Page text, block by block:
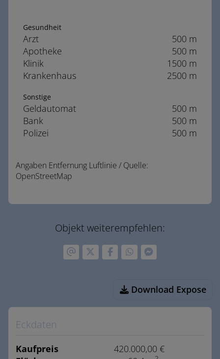
Gesundheit
Arzt
500 m
Apotheke
500 m
Klinik
1500 m
Krankenhaus
2500 m
Sonstige
Geldautomat
500 m
Bank
500 m
Polizei
500 m
Angaben Entfernung Luftlinie / Quelle:
OpenStreetMap
Objekt weiterempfehlen:
Download Expose
Eckdaten
Kaufpreis
420.000,00 €